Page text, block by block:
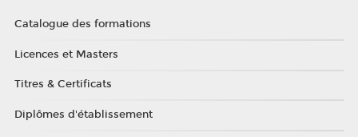
Catalogue des formations
Licences et Masters
Titres & Certificats
Diplômes d'établissement